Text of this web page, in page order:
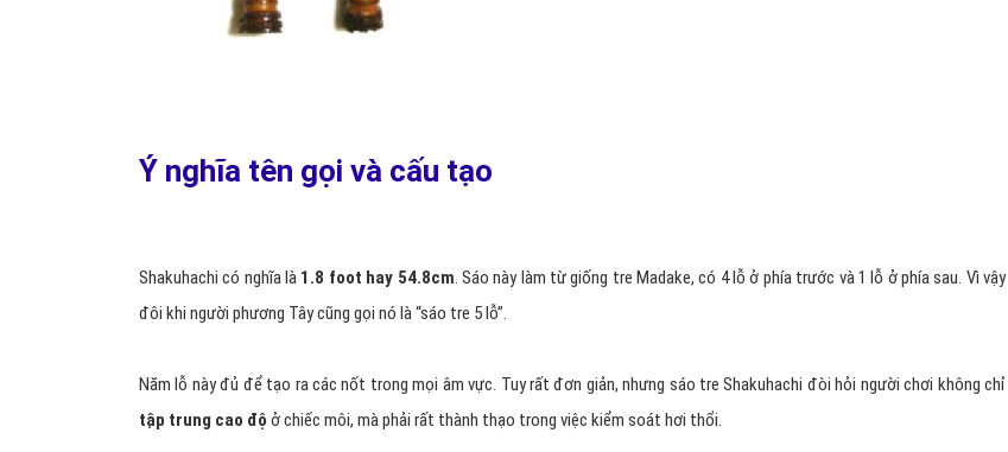
Ý nghĩa tên gọi và cấu tạo
Shakuhachi có nghĩa là 1.8 foot hay 54.8cm. Sáo này làm từ giống tre Madake, có 4 lỗ ở phía trước và 1 lỗ ở phía sau. Vì vậy
đôi khi người phương Tây cũng gọi nó là “sáo tre 5 lỗ”.
Năm lỗ này đủ để tạo ra các nốt trong mọi âm vực. Tuy rất đơn giản, nhưng sáo tre Shakuhachi đòi hỏi người chơi không chỉ
tập trung cao độ ở chiếc môi, mà phải rất thành thạo trong việc kiểm soát hơi thổi.